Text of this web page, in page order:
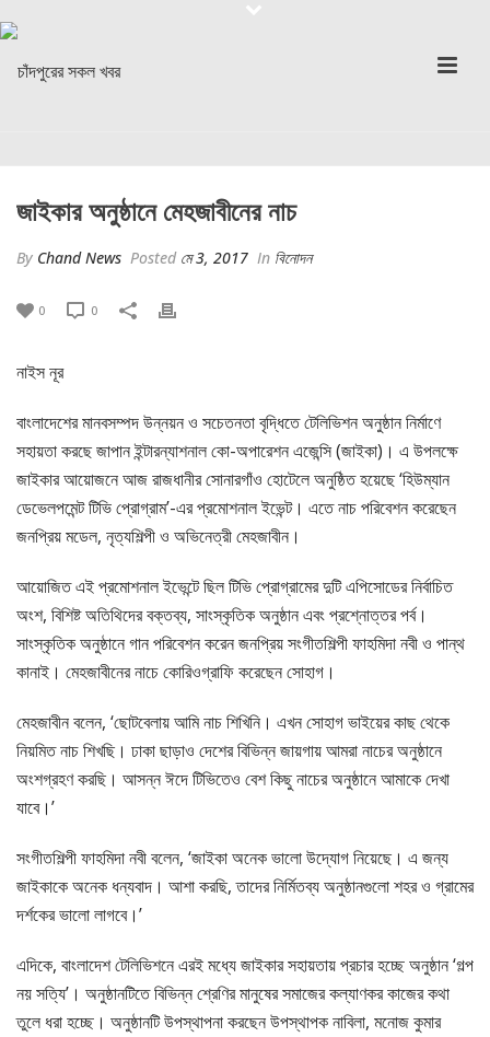
জাইকার অনুষ্ঠানে মেহজাবীনের নাচ
By Chand News Posted মে 3, 2017 In বিনোদন
0 0
নাইস নূর
বাংলাদেশের মানবসম্পদ উন্নয়ন ও সচেতনতা বৃদ্ধিতে টেলিভিশন অনুষ্ঠান নির্মাণে
সহায়তা করছে জাপান ইন্টারন্যাশনাল কো-অপারেশন এজেন্সি (জাইকা)। এ উপলক্ষে
জাইকার আয়োজনে আজ রাজধানীর সোনারগাঁও হোটেলে অনুষ্ঠিত হয়েছে ‘হিউম্যান
ডেভেলপমেন্ট টিভি প্রোগ্রাম’-এর প্রমোশনাল ইভেন্ট। এতে নাচ পরিবেশন করেছেন
জনপ্রিয় মডেল, নৃত্যশিল্পী ও অভিনেত্রী মেহজাবীন।
আয়োজিত এই প্রমোশনাল ইভেন্টে ছিল টিভি প্রোগ্রামের দুটি এপিসোডের নির্বাচিত
অংশ, বিশিষ্ট অতিথিদের বক্তব্য, সাংস্কৃতিক অনুষ্ঠান এবং প্রশ্নোত্তর পর্ব।
সাংস্কৃতিক অনুষ্ঠানে গান পরিবেশন করেন জনপ্রিয় সংগীতশিল্পী ফাহমিদা নবী ও পান্থ
কানাই। মেহজাবীনের নাচে কোরিওগ্রাফি করেছেন সোহাগ।
মেহজাবীন বলেন, ‘ছোটবেলায় আমি নাচ শিখিনি। এখন সোহাগ ভাইয়ের কাছ থেকে
নিয়মিত নাচ শিখছি। ঢাকা ছাড়াও দেশের বিভিন্ন জায়গায় আমরা নাচের অনুষ্ঠানে
অংশগ্রহণ করছি। আসন্ন ঈদে টিভিতেও বেশ কিছু নাচের অনুষ্ঠানে আমাকে দেখা
যাবে।’
সংগীতশিল্পী ফাহমিদা নবী বলেন, ‘জাইকা অনেক ভালো উদ্যোগ নিয়েছে। এ জন্য
জাইকাকে অনেক ধন্যবাদ। আশা করছি, তাদের নির্মিতব্য অনুষ্ঠানগুলো শহর ও গ্রামের
দর্শকের ভালো লাগবে।’
এদিকে, বাংলাদেশ টেলিভিশনে এরই মধ্যে জাইকার সহায়তায় প্রচার হচ্ছে অনুষ্ঠান ‘গল্প
নয় সত্যি’। অনুষ্ঠানটিতে বিভিন্ন শ্রেণির মানুষের সমাজের কল্যাণকর কাজের কথা
তুলে ধরা হচ্ছে। অনুষ্ঠানটি উপস্থাপনা করছেন উপস্থাপক নাবিলা, মনোজ কুমার